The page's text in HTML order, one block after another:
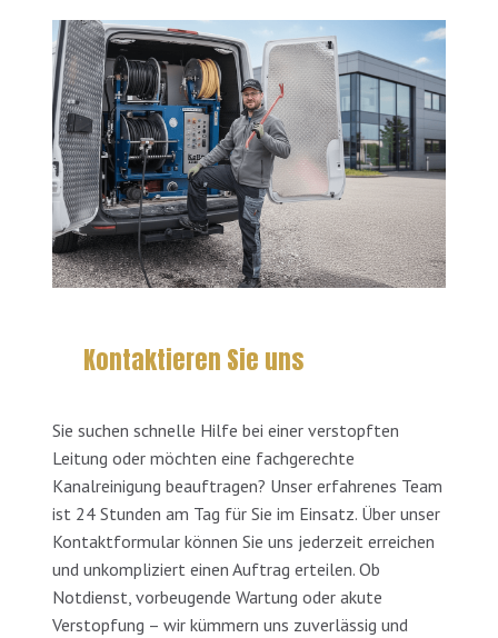
Kontaktieren Sie uns
Sie suchen schnelle Hilfe bei einer verstopften
Leitung oder möchten eine fachgerechte
Kanalreinigung beauftragen? Unser erfahrenes Team
ist 24 Stunden am Tag für Sie im Einsatz. Über unser
Kontaktformular können Sie uns jederzeit erreichen
und unkompliziert einen Auftrag erteilen. Ob
Notdienst, vorbeugende Wartung oder akute
Verstopfung – wir kümmern uns zuverlässig und